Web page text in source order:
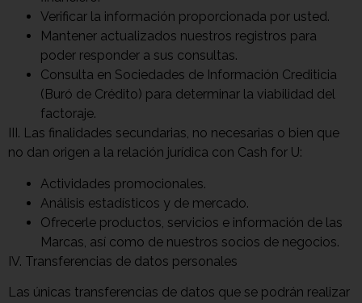
Verificar la información proporcionada por usted.
Mantener actualizados nuestros registros para
poder responder a sus consultas.
Consulta en Sociedades de Información Crediticia
(Buró de Crédito) para determinar la viabilidad del
factoraje.
III. Las finalidades secundarias, no necesarias o bien que
no dan origen a la relación jurídica con Cash for U:
Actividades promocionales.
Análisis estadísticos y de mercado.
Ofrecerle productos, servicios e información de las
Marcas, así como de nuestros socios de negocios.
IV. Transferencias de datos personales
Las únicas transferencias de datos que se podrán realizar